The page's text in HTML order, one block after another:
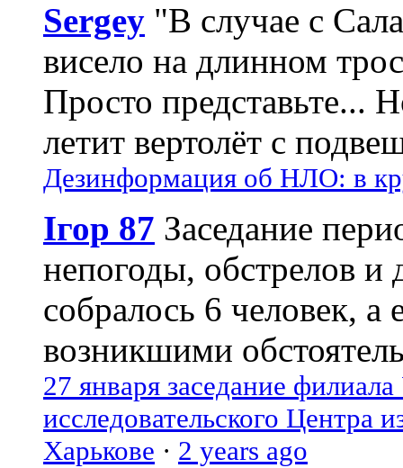
Sergey "В случае с
висело на длинном
Просто представьте...
летит вертолёт с
Дезинформация об НЛО: в
Ігор 87 Заседание
непогоды, обстрелов и
собралось 6 человек, а
возникшими
27 января заседание
исследовательского Центра
Харькове · 2 years ago